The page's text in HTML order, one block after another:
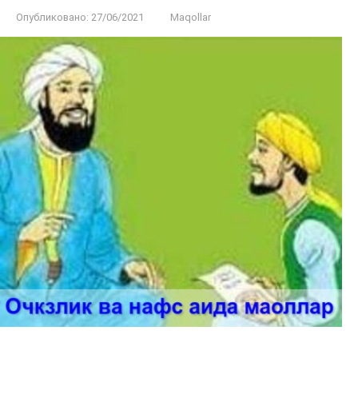
Опубликовано: 27/06/2021 Maqollar